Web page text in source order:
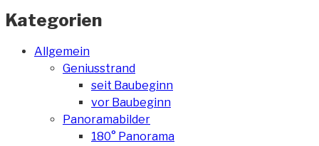
Kategorien
Allgemein
Geniusstrand
seit Baubeginn
vor Baubeginn
Panoramabilder
180° Panorama